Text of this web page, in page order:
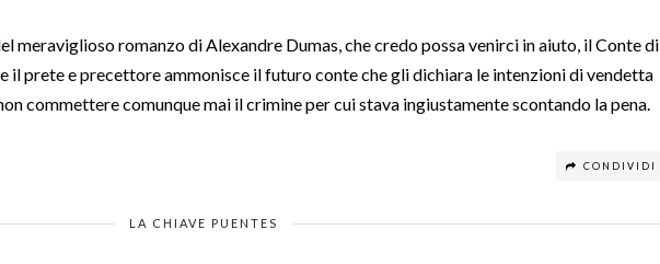
meraviglioso romanzo di Alexandre Dumas, che credo possa venirci in aiuto, il Conte di
il prete e precettore ammonisce il futuro conte che gli dichiara le intenzioni di vendetta
commettere comunque mai il crimine per cui stava ingiustamente scontando la pena.
CONDIVIDI
LA CHIAVE PUENTES